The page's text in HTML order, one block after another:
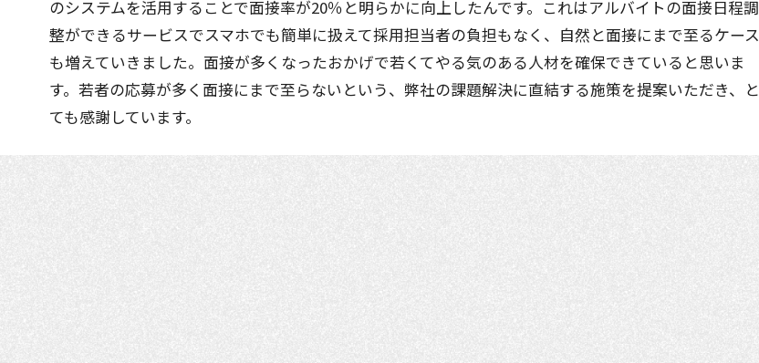
のシステムを活用することで面接率が20％と明らかに向上したんです。これはアルバイトの面接日程調
整ができるサービスでスマホでも簡単に扱えて採用担当者の負担もなく、自然と面接にまで至るケース
も増えていきました。面接が多くなったおかげで若くてやる気のある人材を確保できていると思いま
す。若者の応募が多く面接にまで至らないという、弊社の課題解決に直結する施策を提案いただき、と
ても感謝しています。